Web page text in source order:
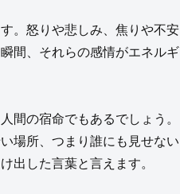
。怒りや悲しみ、焦りや不安
間、それらの感情がエネルギ
間の宿命でもあるでしょう。
場所、つまり誰にも見せない
出した言葉と言えます。